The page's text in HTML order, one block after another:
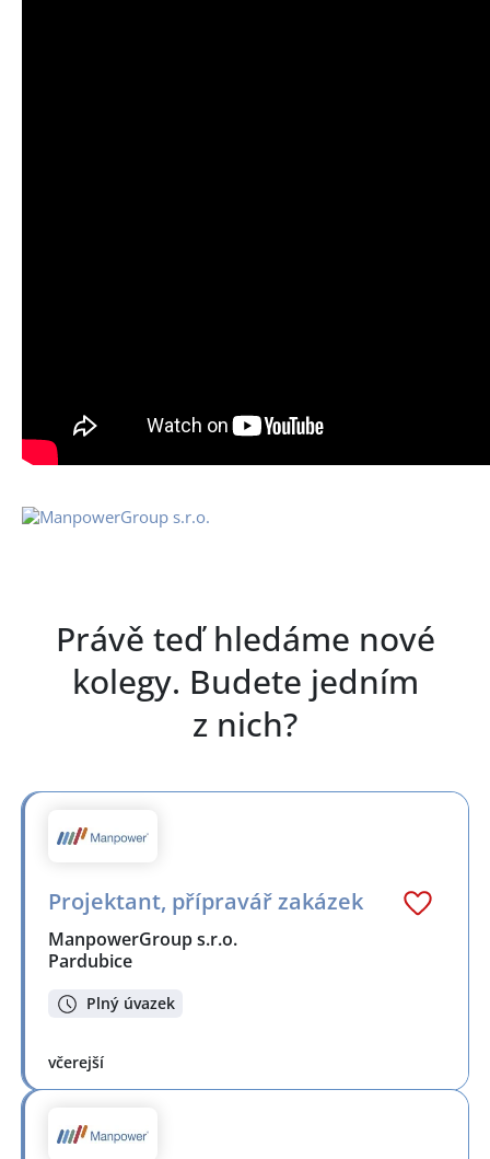
Právě teď hledáme nové
kolegy. Budete jedním
z nich?
Projektant, přípravář zakázek
ManpowerGroup s.r.o.
Pardubice
Plný úvazek
včerejší